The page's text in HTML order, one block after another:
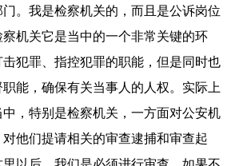
。我是检察机关的，而且是公诉岗位
机关它是当中的一个非常关键的环
犯罪、指控犯罪的职能，但是同时也
能，确保有关当事人的人权。实际上
，特别是检察机关，一方面对公安机
他们提请相关的审查逮捕和审查起